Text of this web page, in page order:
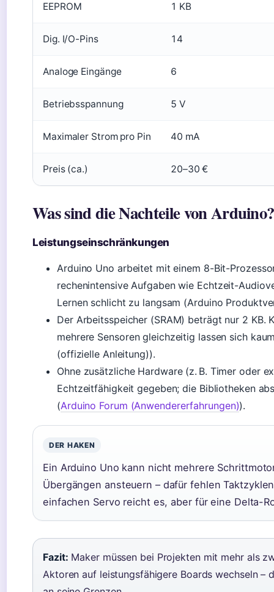
EEPROM 1 KB
Dig. I/O-Pins 14
Analoge Eingänge 6
Betriebsspannung 5 V
Maximaler Strom pro Pin 40 mA
Preis (ca.) 20–30 €
Was sind die Nachteile von Arduino?
Leistungseinschränkungen
Arduino Uno arbeitet mit einem 8-Bit-
rechenintensive Aufgaben wie Echtzeit-
Lernen schlicht zu langsam (Arduino
Der Arbeitsspeicher (SRAM) beträgt nur 2 KB.
mehrere Sensoren gleichzeitig lassen sich
(offizielle Anleitung)).
Ohne zusätzliche Hardware (z. B. Timer oder
Echtzeitfähigkeit gegeben; die Bibliotheken
(Arduino Forum (Anwendererfahrungen)).
DER HAKEN
Ein Arduino Uno kann nicht mehrere
Übergängen ansteuern – dafür fehlen
einfachen Servo reicht es, aber für eine Delta-
Fazit: Maker müssen bei Projekten mit mehr als
Aktoren auf leistungsfähigere Boards wechseln –